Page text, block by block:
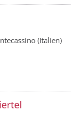
(Italien)